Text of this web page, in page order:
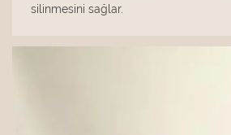
silinmesini sağlar.